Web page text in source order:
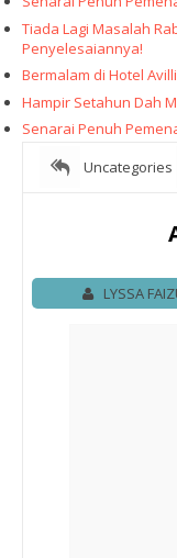
Tiada Lagi Masalah
Penyelesaiannya!
Bermalam di Hotel
Hampir Setahun Dah
Senarai Penuh
Uncategories
LYSSA